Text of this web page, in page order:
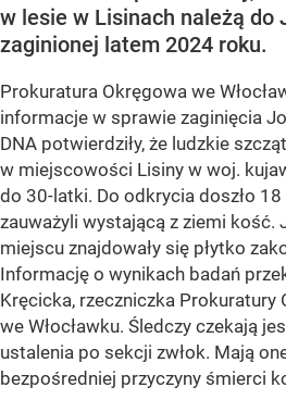
w lesie w Lisinach należą do
zaginionej latem 2024 roku.
Prokuratura Okręgowa we
informacje w sprawie zaginięcia
DNA potwierdziły, że ludzkie
w miejscowości Lisiny w woj.
do 30-latki. Do odkrycia doszło
zauważyli wystającą z ziemi kość.
miejscu znajdowały się płytko
Informację o wynikach badań
Kręcicka, rzeczniczka Prokuratury
we Włocławku. Śledczy czekają
ustalenia po sekcji zwłok. Mają
bezpośredniej przyczyny śmierci